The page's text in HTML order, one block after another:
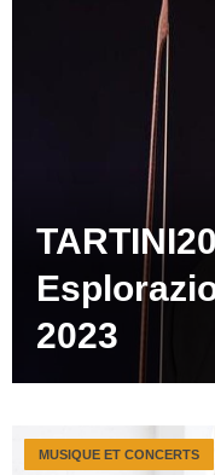
2023
MUSIQUE ET CONCERTS